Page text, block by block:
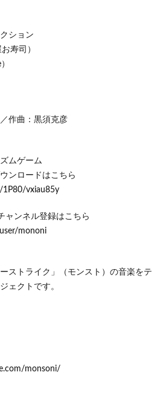
ション
寿司）
作曲：黒須克彦
ムゲーム
ンロードはこちら
1P80/vxiau85y
ャンネル登録はこちら
mononi
ストライク」（モンスト）の音楽をテ
ェクトです。
monsoni/